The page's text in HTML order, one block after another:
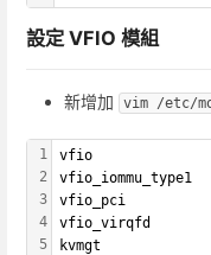
設定 VFIO 模組
新增加 vim /etc/
1
2
3
4
5
vfio
vfio_iommu_type1
vfio_pci
vfio_virqfd
kvmgt